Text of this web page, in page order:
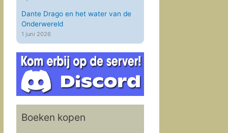
Dante Drago en het water van de
Onderwereld
1 juni 2026
Boeken kopen